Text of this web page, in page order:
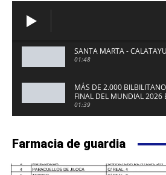
SANTA MARTA -
01:48
MÁS DE 2.000
FINAL DEL MUNDIAL 2026
FUERTE DE CALATAYUD
01:39
Farmacia de guardia